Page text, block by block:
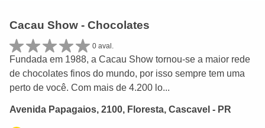
Cacau Show - Chocolates
0 aval.
Fundada em 1988, a Cacau Show tornou-se a maior rede
de chocolates finos do mundo, por isso sempre tem uma
perto de você. Com mais de 4.200 lo...
Avenida Papagaios, 2100, Floresta, Cascavel - PR